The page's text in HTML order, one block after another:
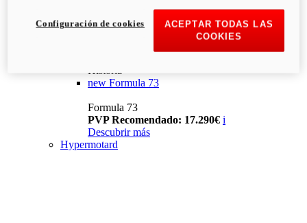
Historia
new Formula 73
Formula 73
PVP Recomendado: 17.290€ i
Descubrir más
Hypermotard
ACEPTAR TODAS LAS
COOKIES
Configuración de cookies